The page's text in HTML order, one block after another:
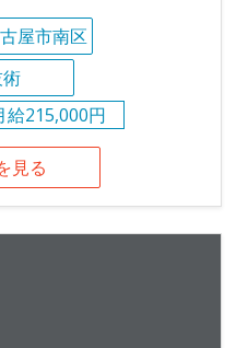
屋市南区
給215,000円
見る